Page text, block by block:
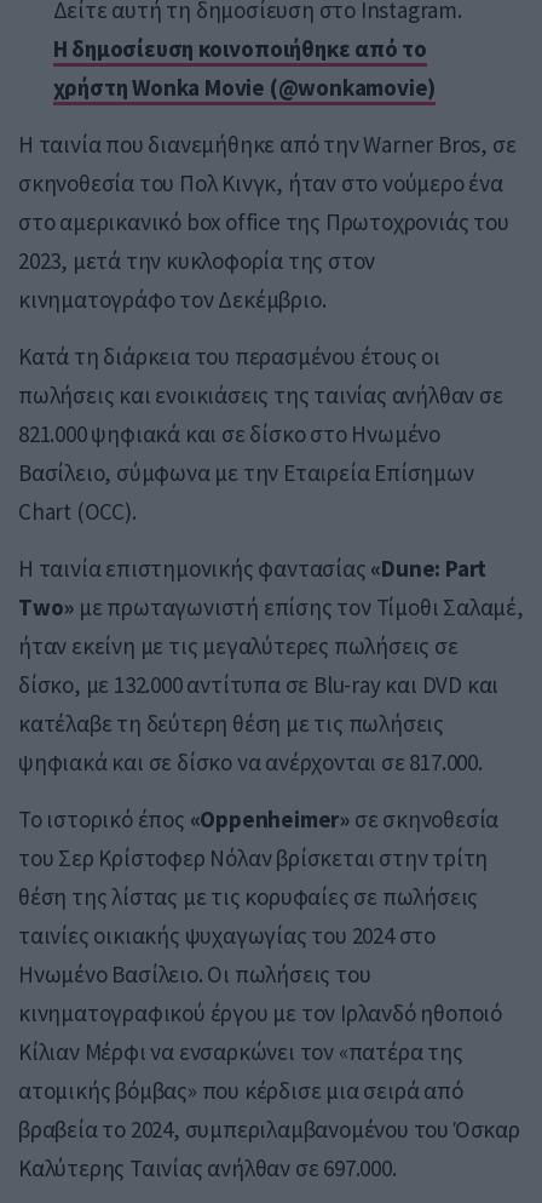
Δείτε αυτή τη δημοσίευση στο Instagram.
Η δημοσίευση κοινοποιήθηκε από το
χρήστη Wonka Movie (@wonkamovie)
Η ταινία που διανεμήθηκε από την Warner Bros, σε
σκηνοθεσία του Πολ Κινγκ, ήταν στο νούμερο ένα
στο αμερικανικό box office της Πρωτοχρονιάς του
2023, μετά την κυκλοφορία της στον
κινηματογράφο τον Δεκέμβριο.
Κατά τη διάρκεια του περασμένου έτους οι
πωλήσεις και ενοικιάσεις της ταινίας ανήλθαν σε
821.000 ψηφιακά και σε δίσκο στο Ηνωμένο
Βασίλειο, σύμφωνα με την Εταιρεία Επίσημων
Chart (OCC).
Η ταινία επιστημονικής φαντασίας «Dune: Part
Two» με πρωταγωνιστή επίσης τον Τίμοθι Σαλαμέ,
ήταν εκείνη με τις μεγαλύτερες πωλήσεις σε
δίσκο, με 132.000 αντίτυπα σε Blu-ray και DVD και
κατέλαβε τη δεύτερη θέση με τις πωλήσεις
ψηφιακά και σε δίσκο να ανέρχονται σε 817.000.
Το ιστορικό έπος «Oppenheimer» σε σκηνοθεσία
του Σερ Κρίστοφερ Νόλαν βρίσκεται στην τρίτη
θέση της λίστας με τις κορυφαίες σε πωλήσεις
ταινίες οικιακής ψυχαγωγίας του 2024 στο
Ηνωμένο Βασίλειο. Οι πωλήσεις του
κινηματογραφικού έργου με τον Ιρλανδό ηθοποιό
Κίλιαν Μέρφι να ενσαρκώνει τον «πατέρα της
ατομικής βόμβας» που κέρδισε μια σειρά από
βραβεία το 2024, συμπεριλαμβανομένου του Όσκαρ
Καλύτερης Ταινίας ανήλθαν σε 697.000.